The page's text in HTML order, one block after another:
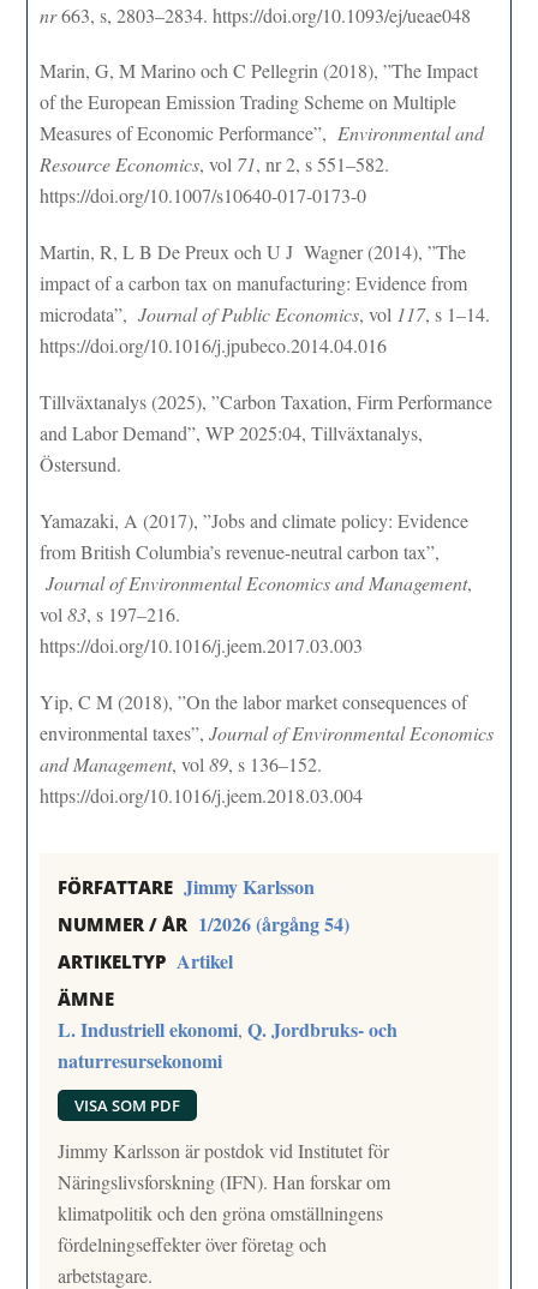
nr663, s, 2803–2834. https://doi.org/10.1093/ej/ueae048
Marin, G, M Marino och C Pellegrin (2018), ”The Impact
of the European Emission Trading Scheme on Multiple
Measures of Economic Performance”,Environmental and
Resource Economics, vol 71, nr 2, s 551–582.
https://doi.org/10.1007/s10640-017-0173-0
Martin, R, L B De Preux och U J Wagner (2014), ”The
impact of a carbon tax on manufacturing: Evidence from
microdata”,Journal of Public Economics, vol 117, s 1–14.
https://doi.org/10.1016/j.jpubeco.2014.04.016
Tillväxtanalys (2025), ”Carbon Taxation, Firm Performance
and Labor Demand”, WP 2025:04, Tillväxtanalys,
Östersund.
Yamazaki, A (2017), ”Jobs and climate policy: Evidence
from British Columbia’s revenue-neutral carbon tax”,
Journal of Environmental Economics and Management,
vol83, s 197–216.
https://doi.org/10.1016/j.jeem.2017.03.003
Yip, C M (2018), ”On the labor market consequences of
environmental taxes”,Journal of Environmental Economics
and Management, vol89, s 136–152.
https://doi.org/10.1016/j.jeem.2018.03.004
FÖRFATTARE Jimmy Karlsson
NUMMER / ÅR 1/2026 (årgång 54)
ARTIKELTYP Artikel
ÄMNE
L. Industriell ekonomi,Q. Jordbruks- och
naturresursekonomi
VISA SOM PDF
Jimmy Karlsson är postdok vid Institutet för
Näringslivsforskning (IFN). Han forskar om
klimatpolitik och den gröna omställningens
fördelningseffekter över företag och
arbetstagare.